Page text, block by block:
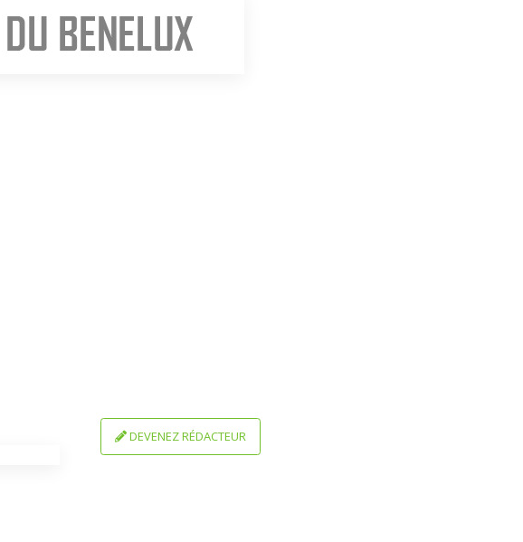
DEVENEZ RÉDACTEUR